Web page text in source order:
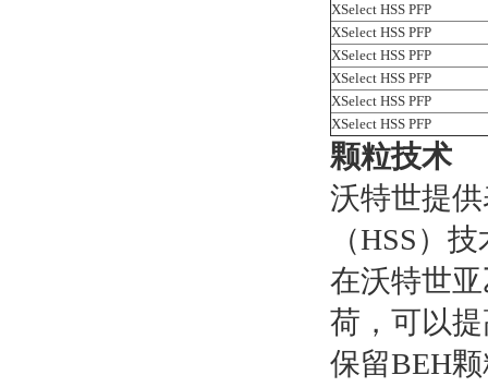
XSelect HSS PFP
XSelect HSS PFP
XSelect HSS PFP
XSelect HSS PFP
XSelect HSS PFP
XSelect HSS PFP
颗粒技术
沃特世提
（HSS）
在沃特世
荷，可以
保留BEH